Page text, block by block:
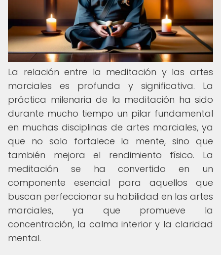
La relación entre la meditación y las artes
marciales es profunda y significativa. La
práctica milenaria de la meditación ha sido
durante mucho tiempo un pilar fundamental
en muchas disciplinas de artes marciales, ya
que no solo fortalece la mente, sino que
también mejora el rendimiento físico. La
meditación se ha convertido en un
componente esencial para aquellos que
buscan perfeccionar su habilidad en las artes
marciales, ya que promueve la
concentración, la calma interior y la claridad
mental.